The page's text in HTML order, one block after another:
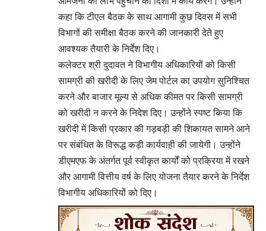
कहा कि टीएल बैठक के साथ आगामी कुछ दिवस में सभी
विभागों की समीक्षा बैठक करने की जानकारी देते हुए
आवश्यक तैयारी के निर्देश दिए।
कलेक्टर श्री दुदावत ने विभागीय अधिकारियों को किसी
सामग्री की खरीदी के लिए जेम पोर्टल का उपयोग सुनिश्चित
करने और बाजार मूल्य से अधिक कीमत पर किसी सामग्री
को खरीदी न करने के निदेश दिए। उन्होंने स्पष्ट किया कि
खरीदी में किसी प्रकार की गड़बड़ी की शिकायत सामने आने
पर संबंधित के विरूद्ध कड़ी कार्यवाही की जायेगी। उन्होंने
डीएमएफ के अंतर्गत पूर्व स्वीकृत कार्यों को प्रक्रिया में रखने
और आगामी वित्तीय वर्ष के लिए योजना तैयार करने के निर्देश
विभागीय अधिकारियों को दिए।